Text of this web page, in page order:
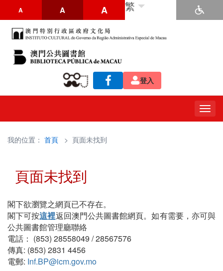
A A A 繁
登入
我的位置： 首頁 > 頁面未找到
頁面未找到
閣下欲瀏覽之網頁已不存在。
閣下可按這裡返回澳門公共圖書館網頁。如有需要，亦可與
公共圖書館管理廳聯絡
電話： (853) 28558049 / 28567576
傳真: (853) 2831 4456
電郵: Inf.BP@icm.gov.mo